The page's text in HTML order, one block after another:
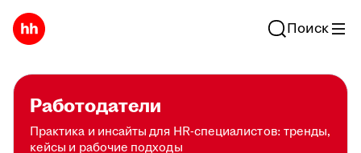
Поиск
Работодатели
Практика и инсайты для HR-специалистов: тренды,
кейсы и рабочие подходы